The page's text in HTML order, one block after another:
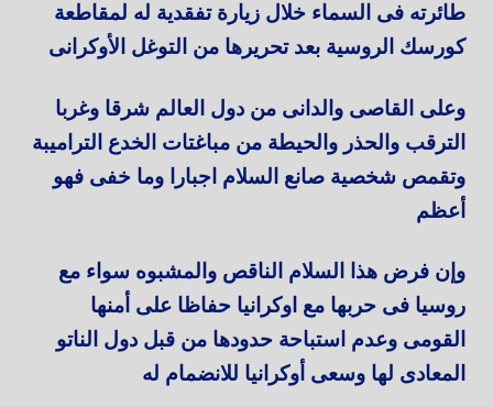
طائرته فى السماء خلال زيارة تفقدية له لمقاطعة
كورسك الروسية بعد تحريرها من التوغل الأوكرانى
وعلى القاصى والدانى من دول العالم شرقا وغربا
الترقب والحذر والحيطة من مباغتات الخدع التراميبة
وتقمص شخصية صانع السلام اجبارا وما خفى فهو
أعظم
وإن فرض هذا السلام الناقص والمشبوه سواء مع
روسيا فى حربها مع اوكرانيا حفاظا على أمنها
القومى وعدم استباحة حدودها من قبل دول الناتو
المعادى لها وسعى أوكرانيا للانضمام له